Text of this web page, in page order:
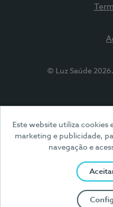
Este website utiliza cookies
marketing e publicidade,
navegação e
© Luz Saúde